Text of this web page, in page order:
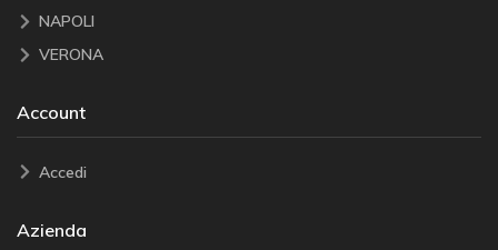
NAPOLI
VERONA
Account
Accedi
Azienda